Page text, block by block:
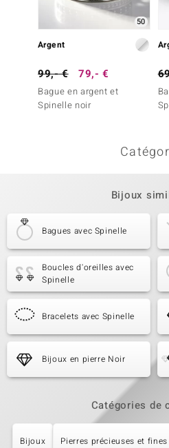
50
Argent
99,- € 79,- €
Bague en argent et
Spinelle noir
Bijoux
Bagues avec Spinelle
Boucles d'oreilles avec
Spinelle
Bracelets avec Spinelle
Bijoux en pierre Noir
Catégories de
Bijoux Pierres précieuses et fines